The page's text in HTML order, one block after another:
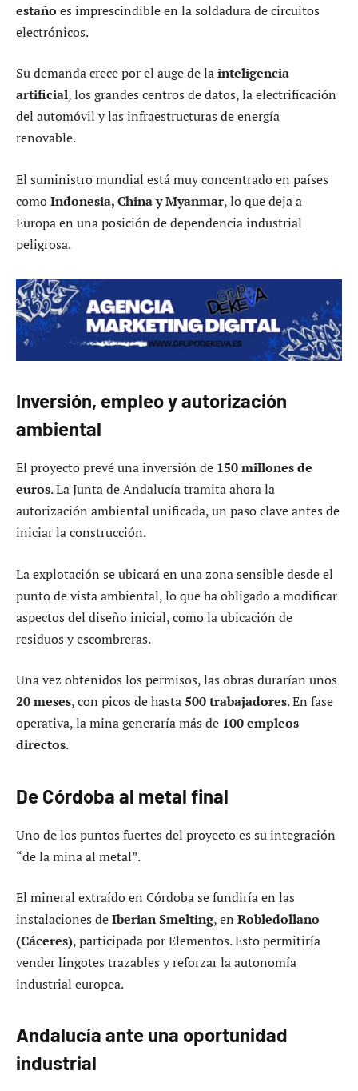
estaño es imprescindible en la soldadura de circuitos
electrónicos.
Su demanda crece por el auge de lainteligencia
artificial, los grandes centros de datos, la electrificación
del automóvil y las infraestructuras de energía
renovable.
El suministro mundial está muy concentrado en países
comoIndonesia, China y Myanmar, lo que deja a
Europa en una posición de dependencia industrial
peligrosa.
Inversión, empleo y autorización
ambiental
El proyecto prevé una inversión de 150 millones de
euros. La Junta de Andalucía tramita ahora la
autorización ambiental unificada, un paso clave antes de
iniciar la construcción.
La explotación se ubicará en una zona sensible desde el
punto de vista ambiental, lo que ha obligado a modificar
aspectos del diseño inicial, como la ubicación de
residuos y escombreras.
Una vez obtenidos los permisos, las obras durarían unos
20 meses, con picos de hasta500 trabajadores. En fase
operativa, la mina generaría más de 100 empleos
directos.
De Córdoba al metal final
Uno de los puntos fuertes del proyecto es su integración
“de la mina al metal”.
El mineral extraído en Córdoba se fundiría en las
instalaciones deIberian Smelting, en Robledollano
(Cáceres), participada por Elementos. Esto permitiría
vender lingotes trazables y reforzar la autonomía
industrial europea.
Andalucía ante una oportunidad
industrial